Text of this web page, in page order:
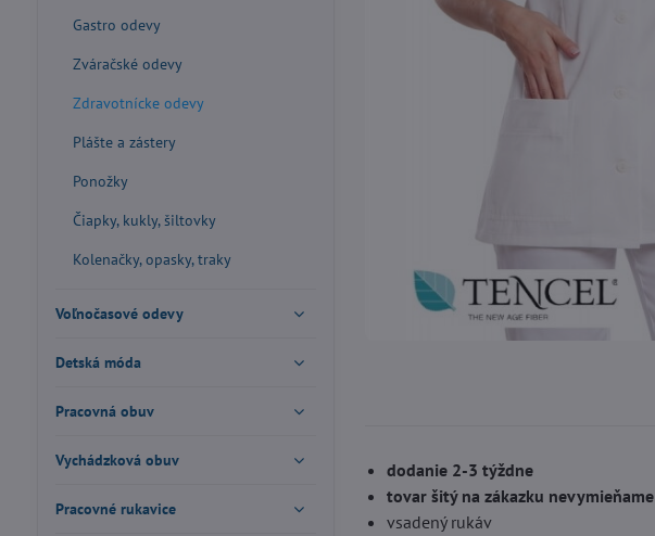
dodanie 2-3 týždne
tovar šitý na zákazku nevymieňame
vsadený rukáv
Gastro odevy
Zváračské odevy
Zdravotnícke odevy
Plášte a zástery
Ponožky
Čiapky, kukly, šiltovky
Kolenačky, opasky, traky
Voľnočasové odevy
Detská móda
Pracovná obuv
Vychádzková obuv
Pracovné rukavice